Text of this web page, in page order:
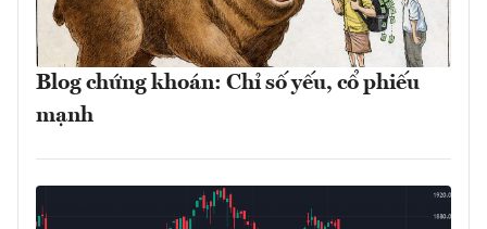
Blog chứng khoán: Chỉ số yếu, cổ phiếu
mạnh